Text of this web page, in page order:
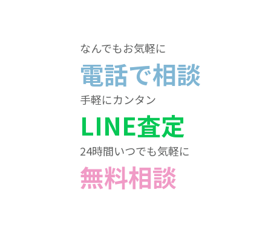
なんでもお気軽に
電話で相談
手軽にカンタン
LINE査定
24時間いつでも気軽に
無料相談